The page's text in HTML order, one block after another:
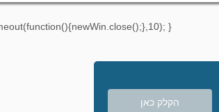
}
הקלק כאן